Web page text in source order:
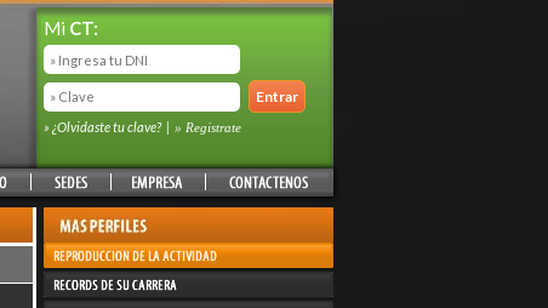
Mi CT:
» ¿Olvidaste tu clave? | » Registrate